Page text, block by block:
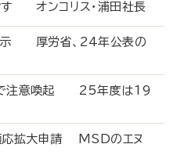
オンコリス・浦田社長
示 厚労省、24年公表の
で注意喚起 25年度は19
応拡大申請 MSDのエヌ